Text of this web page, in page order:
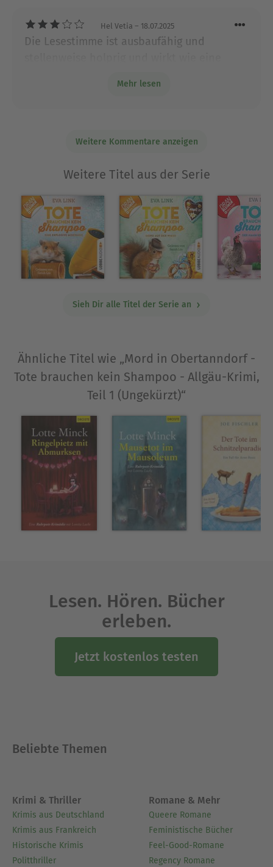
Hel Vetia – 18.07.2025
Die Lesestimme ist ausbaufähig und
Fluss und wirkt bemüht.,
Mehr lesen
Weitere Kommentare anzeigen
Weitere Titel aus der Serie
Sieh Dir alle Titel der Serie an
Ähnliche Titel wie „Mord in Obertanndorf -
Tote brauchen kein Shampoo - Allgäu-Krimi,
Teil 1 (Ungekürzt)“
Lesen. Hören. Bücher
erleben.
Jetzt kostenlos testen
Beliebte Themen
Krimi & Thriller
Krimis aus Deutschland
Krimis aus Frankreich
Historische Krimis
Politthriller
Romane & Mehr
Queere Romane
Feministische Bücher
Feel-Good-Romane
Regency Romane